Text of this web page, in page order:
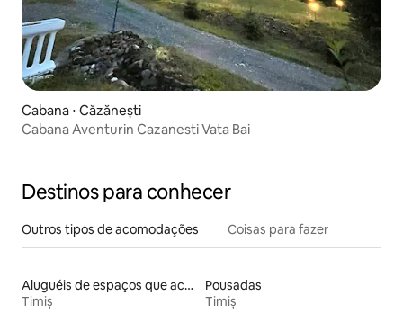
Cabana ⋅ Căzănești
Cabana Aventurin Cazanesti Vata Bai
Destinos para conhecer
Outros tipos de acomodações Coisas para fazer
Aluguéis de espaços que aceitam animais de estimação
Timiș
Pousadas
Timiș